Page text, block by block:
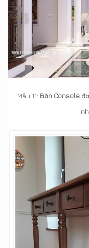
Mẫu 11: Bàn Console